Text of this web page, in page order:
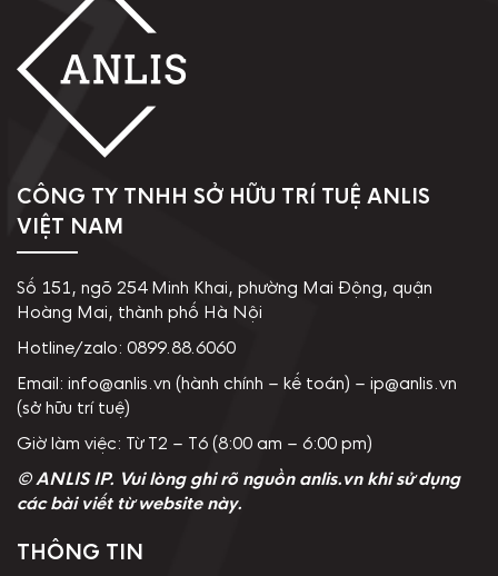
CÔNG TY TNHH SỞ HỮU TRÍ TUỆ ANLIS
VIỆT NAM
Số 151, ngõ 254 Minh Khai, phường Mai Động, quận
Hoàng Mai, thành phố Hà Nội
Hotline/zalo: 0899.88.6060
Email: info@anlis.vn (hành chính – kế toán) – ip@anlis.vn
(sở hữu trí tuệ)
Giờ làm việc: Từ T2 – T6 (8:00 am – 6:00 pm)
© ANLIS IP. Vui lòng ghi rõ nguồn anlis.vn khi sử dụng
các bài viết từ website này.
THÔNG TIN